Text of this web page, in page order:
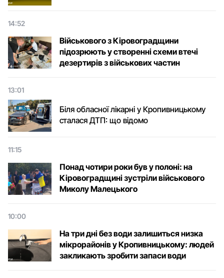
14:52
Військового з Кіровоградщини
підозрюють у створенні схеми втечі
дезертирів з військових частин
13:01
Біля обласної лікарні у Кропивницькому
сталася ДТП: що відомо
11:15
Понад чотири роки був у полоні: на
Кіровоградщині зустріли військового
Микoлу Малецькoгo
10:00
На три дні без води залишиться низка
мікрорайонів у Кропивницькому: людей
закликають зробити запаси води